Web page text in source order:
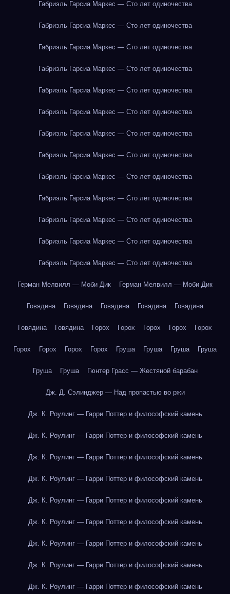
Габриэль Гарсиа Маркес — Сто лет одиночества
Габриэль Гарсиа Маркес — Сто лет одиночества
Габриэль Гарсиа Маркес — Сто лет одиночества
Габриэль Гарсиа Маркес — Сто лет одиночества
Габриэль Гарсиа Маркес — Сто лет одиночества
Габриэль Гарсиа Маркес — Сто лет одиночества
Габриэль Гарсиа Маркес — Сто лет одиночества
Габриэль Гарсиа Маркес — Сто лет одиночества
Габриэль Гарсиа Маркес — Сто лет одиночества
Габриэль Гарсиа Маркес — Сто лет одиночества
Габриэль Гарсиа Маркес — Сто лет одиночества
Габриэль Гарсиа Маркес — Сто лет одиночества
Габриэль Гарсиа Маркес — Сто лет одиночества
Герман Мелвилл — Моби Дик Герман Мелвилл — Моби Дик
Говядина Говядина Говядина Говядина Говядина
Говядина Говядина Горох Горох Горох Горох Горох
Горох Горох Горох Горох Груша Груша Груша Груша
Груша Груша Гюнтер Грасс — Жестяной барабан
Дж. Д. Сэлинджер — Над пропастью во ржи
Дж. К. Роулинг — Гарри Поттер и философский камень
Дж. К. Роулинг — Гарри Поттер и философский камень
Дж. К. Роулинг — Гарри Поттер и философский камень
Дж. К. Роулинг — Гарри Поттер и философский камень
Дж. К. Роулинг — Гарри Поттер и философский камень
Дж. К. Роулинг — Гарри Поттер и философский камень
Дж. К. Роулинг — Гарри Поттер и философский камень
Дж. К. Роулинг — Гарри Поттер и философский камень
Дж. К. Роулинг — Гарри Поттер и философский камень